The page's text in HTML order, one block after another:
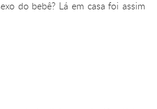
do bebê? Lá em casa foi assim